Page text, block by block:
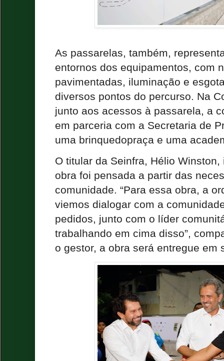
As passarelas, também,
entornos dos equipamentos, com
pavimentadas, iluminação e
diversos pontos do percurso. Na
junto aos acessos à passarela, a
em parceria com a Secretaria de
uma brinquedopraça e uma
O titular da Seinfra, Hélio
obra foi pensada a partir das
comunidade. “Para essa obra, a
viemos dialogar com a
pedidos, junto com o líder
trabalhando em cima disso”,
o gestor, a obra será entregue em